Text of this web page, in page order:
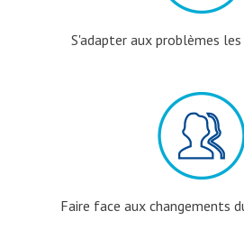
S'adapter aux problèmes
Faire face aux changements